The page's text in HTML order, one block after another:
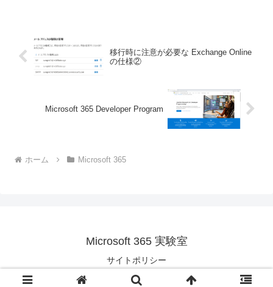
移行時に注意が必要な Exchange Online
の仕様②
Microsoft 365 Developer Program
ホーム Microsoft 365
Microsoft 365 実験室
サイトポリシー
© 2021 Microsoft 365 実験室.